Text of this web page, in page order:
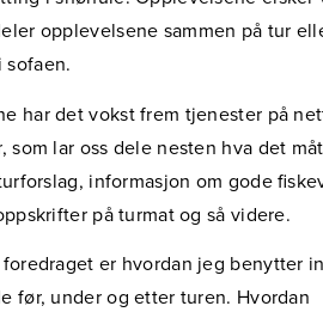
opplevelsene sammen på tur
har det vokst frem tjenester på
som lar oss dele nesten hva det
informasjon om gode
på turmat og så videre.
er hvordan jeg benytter
før, under og etter turen. Hvordan